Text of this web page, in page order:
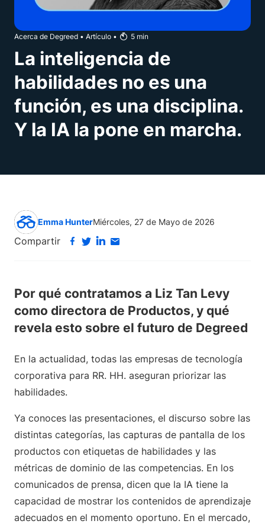
Acerca de Degreed • Artículo • 5 min
La inteligencia de
habilidades no es una
función, es una disciplina.
Y la IA la pone en marcha.
Emma HunterMiércoles, 27 de Mayo de 2026
Compartir
Por qué contratamos a Liz Tan Levy
como directora de Productos, y qué
revela esto sobre el futuro de Degreed
En la actualidad, todas las empresas de tecnología
corporativa para RR. HH. aseguran priorizar las
habilidades.
Ya conoces las presentaciones, el discurso sobre las
distintas categorías, las capturas de pantalla de los
productos con etiquetas de habilidades y las
métricas de dominio de las competencias. En los
comunicados de prensa, dicen que la IA tiene la
capacidad de mostrar los contenidos de aprendizaje
adecuados en el momento oportuno. En el mercado,